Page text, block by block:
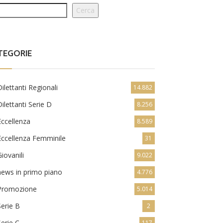
Cerca
Regionali 14.882
Serie D 8.256
8.589
Femminile 31
9.022
in primo piano 4.776
5.014
B 2